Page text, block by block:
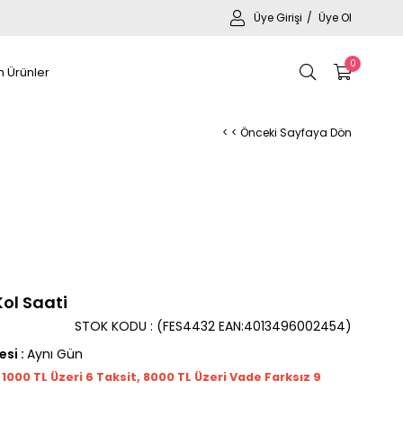
Üye Girişi Üye Ol
0
Ürünler
< < Önceki Sayfaya Dön
Saati
(FES4432 EAN:4013496002454)
STOK KODU
: Aynı Gün
TL Üzeri 6 Taksit, 8000 TL Üzeri Vade Farksız 9